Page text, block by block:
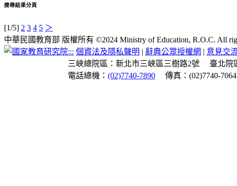
搜尋結果分頁
[1/5] 2 3 4 5 ＞
中華民國教育部 版權所有 ©2024 Ministry of Education, R.O.C. All
::: 個資法及隱私聲明 | 辭典公眾授權網 | 意見交
三峽總院區：新北市三峽區三樹路2號
臺北院
電話總機： (02)7740-7890 傳真：(02)7740-7064